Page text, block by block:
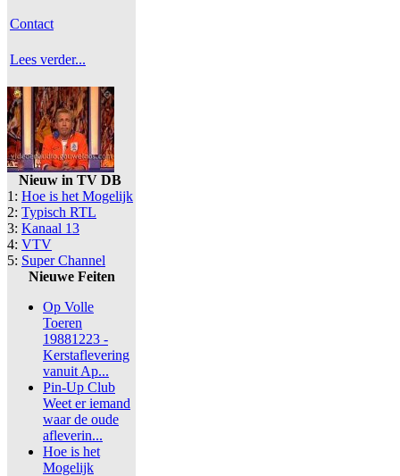
Contact
Lees verder...
Nieuw in TV DB
1: Hoe is het Mogelijk
2: Typisch RTL
3: Kanaal 13
4: VTV
5: Super Channel
Nieuwe Feiten
Op Volle
Toeren
19881223 -
Kerstaflevering
vanuit Ap...
Pin-Up Club
Weet er iemand
waar de oude
afleverin...
Hoe is het
Mogelijk